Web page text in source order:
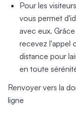
Entretien et
Entretien et
Entretien et
Entretien et
Mon projet >
Mon projet >
Mon projet > FAQ
Pour les
vous permet
avec eux.
recevez l'appel
distance pour
en toute
Renvoyer vers la
ligne